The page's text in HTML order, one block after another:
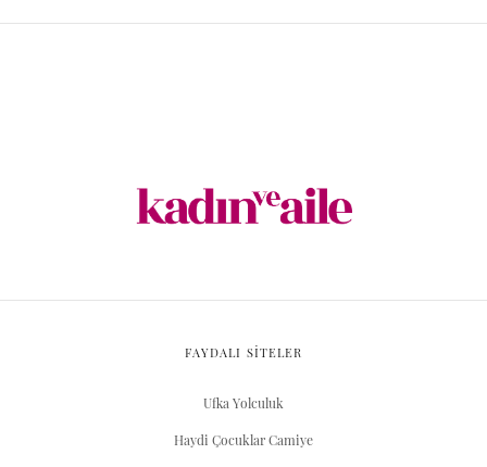
FAYDALI SİTELER
Ufka Yolculuk
Haydi Çocuklar Camiye